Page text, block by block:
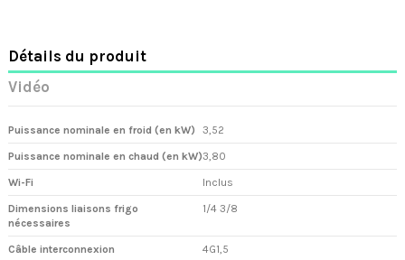
Détails du produit
Vidéo
Puissance nominale en froid (en kW) 3,52
Puissance nominale en chaud (en kW)3,80
Wi-Fi Inclus
Dimensions liaisons frigo
nécessaires
1/4 3/8
Câble interconnexion 4G1,5